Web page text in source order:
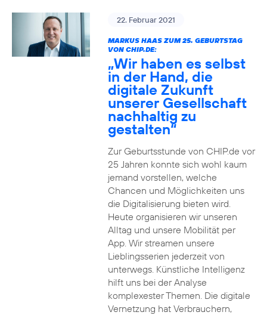
22. Februar 2021
MARKUS HAAS ZUM 25. GEBURTSTAG
VON CHIP.DE:
„Wir haben es selbst
in der Hand, die
digitale Zukunft
unserer Gesellschaft
nachhaltig zu
gestalten“
Zur Geburtsstunde von CHIP.de vor
25 Jahren konnte sich wohl kaum
jemand vorstellen, welche
Chancen und Möglichkeiten uns
die Digitalisierung bieten wird.
Heute organisieren wir unseren
Alltag und unsere Mobilität per
App. Wir streamen unsere
Lieblingsserien jederzeit von
unterwegs. Künstliche Intelligenz
hilft uns bei der Analyse
komplexester Themen. Die digitale
Vernetzung hat Verbrauchern,